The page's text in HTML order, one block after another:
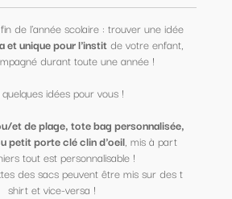
de l'année scolaire : trouver une idée
et unique pour l'institde votre enfant,
durant toute une année !
quelques idées pour vous !
et de plage, tote bag personnalisée,
petit porte clé clin d'oeil, mis à part
tout est personnalisable !
des sacs peuvent être mis sur des t
shirt et vice-versa !